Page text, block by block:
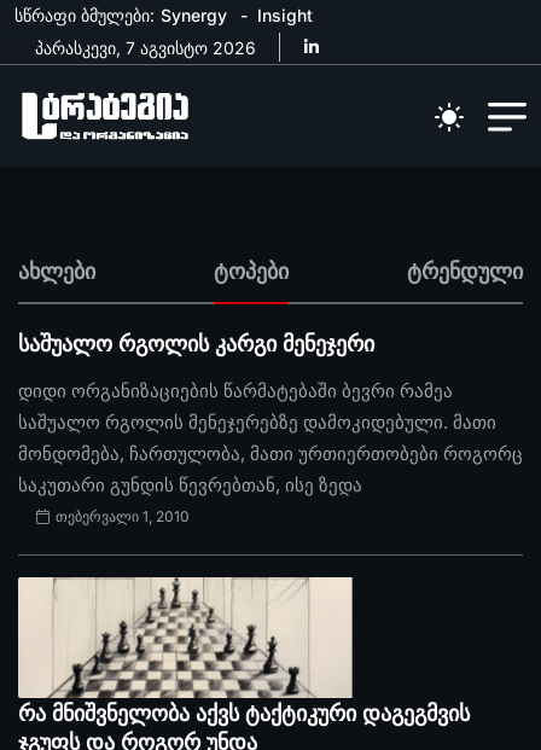
სწრაფი ბმულები: Synergy
Insight
პარასკევი, 7 აგვისტო 2026
ახლები ტოპები ტრენდული
საშუალო რგოლის კარგი მენეჯერი
დიდი ორგანიზაციების წარმატებაში ბევრი რამეა
საშუალო რგოლის მენეჯერებზე დამოკიდებული. მათი
მონდომება, ჩართულობა, მათი ურთიერთობები როგორც
საკუთარი გუნდის წევრებთან, ისე ზედა
თებერვალი 1, 2010
რა მნიშვნელობა აქვს ტაქტიკური დაგეგმვის
ჯგუფს და როგორ უნდა